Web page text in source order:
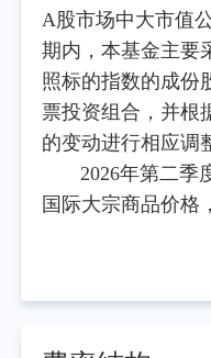
A股市场中大市值
期内，本基金主要
照标的指数的成份
票投资组合，并根
的变动进行相应调
2026年第二季
国际大宗商品价格
段性扰动。国内经
议部署稳增长相关